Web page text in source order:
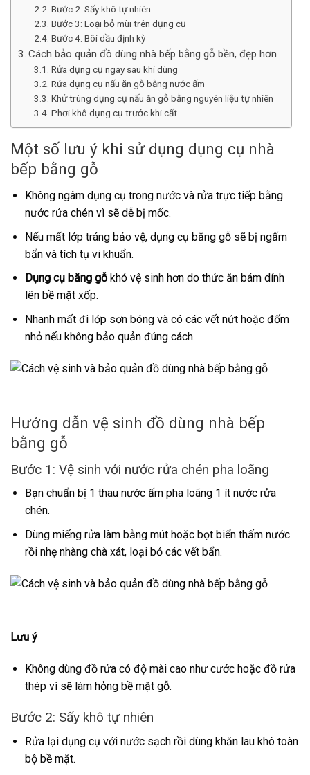
Bước 2: Sấy khô tự nhiên
Bước 3: Loại bỏ mùi trên dụng cụ
Bước 4: Bôi dầu định kỳ
Cách bảo quản đồ dùng nhà bếp bằng gỗ bền, đẹp hơn
Rửa dụng cụ ngay sau khi dùng
Rửa dụng cụ nấu ăn gỗ bằng nước ấm
Khử trùng dụng cụ nấu ăn gỗ bằng nguyên liệu tự nhiên
Phơi khô dụng cụ trước khi cất
Một số lưu ý khi sử dụng dụng cụ nhà
bếp bằng gỗ
Không ngâm dụng cụ trong nước và rửa trực tiếp bằng
nước rửa chén vì sẽ dễ bị mốc.
Nếu mất lớp tráng bảo vệ, dụng cụ bằng gỗ sẽ bị ngấm
bẩn và tích tụ vi khuẩn.
Dụng cụ băng gỗkhó vệ sinh hơn do thức ăn bám dính
lên bề mặt xốp.
Nhanh mất đi lớp sơn bóng và có các vết nứt hoặc đốm
nhỏ nếu không bảo quản đúng cách.
Hướng dẫn vệ sinh đồ dùng nhà bếp
bằng gỗ
Bước 1: Vệ sinh với nước rửa chén pha loãng
Bạn chuẩn bị 1 thau nước ấm pha loãng 1 ít nước rửa
chén.
Dùng miếng rửa làm bằng mút hoặc bọt biển thấm nước
rồi nhẹ nhàng chà xát, loại bỏ các vết bẩn.
Lưu ý
Không dùng đồ rửa có độ mài cao như cước hoặc đồ rửa
thép vì sẽ làm hỏng bề mặt gỗ.
Bước 2: Sấy khô tự nhiên
Rửa lại dụng cụ với nước sạch rồi dùng khăn lau khô toàn
bộ bề mặt.